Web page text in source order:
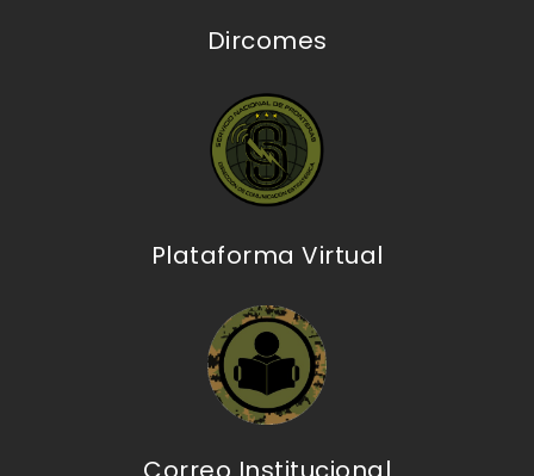
Dircomes
Plataforma Virtual